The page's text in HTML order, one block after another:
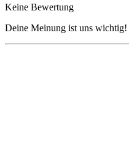
Keine Bewertung
Deine Meinung ist uns wichtig!